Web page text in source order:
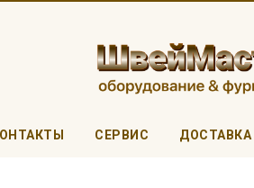
СЕРВИС ДОСТАВКА